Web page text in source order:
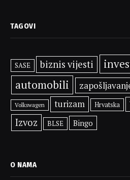
TAGOVI
SASE biznis vijesti
automobili
Volkswagen turizam Hrvatska
Izvoz BLSE Bingo
O NAMA